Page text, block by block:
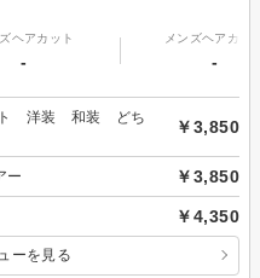
ヘアカット
-
メンズヘアカラ
-
ト 洋装 和装 どち
￥3,850
ー ￥3,850
￥4,350
ーを見る